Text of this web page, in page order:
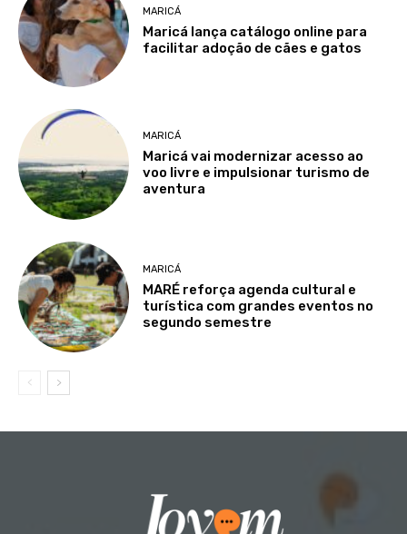
MARICÁ
Maricá lança catálogo online para
facilitar adoção de cães e gatos
MARICÁ
Maricá vai modernizar acesso ao
voo livre e impulsionar turismo de
aventura
MARICÁ
MARÉ reforça agenda cultural e
turística com grandes eventos no
segundo semestre